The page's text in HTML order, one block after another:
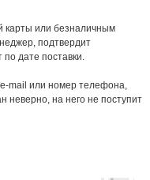
карты или безналичным
подтвердит
дате поставки.
mail или номер телефона,
неверно, на него не поступит